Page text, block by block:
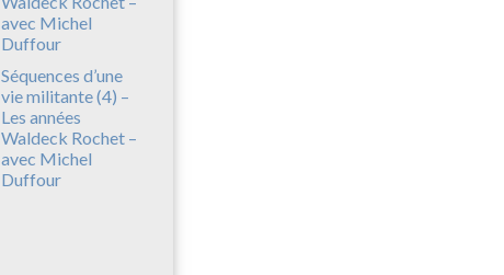
Séquences d’une
vie militante (4) –
Les années
Waldeck Rochet –
avec Michel
Duffour